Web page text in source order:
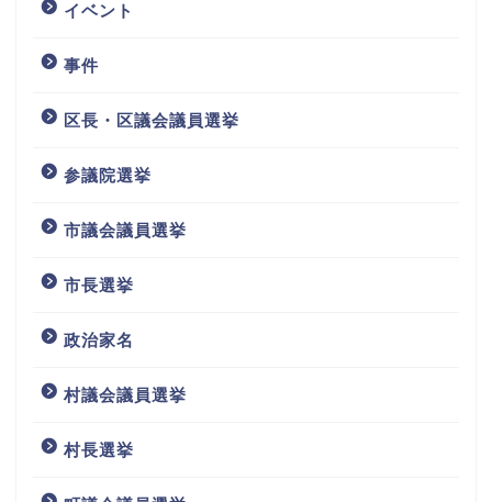
イベント
事件
区長・区議会議員選挙
参議院選挙
市議会議員選挙
市長選挙
政治家名
村議会議員選挙
村長選挙